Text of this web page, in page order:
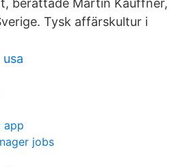
berättade Martin Kauffner,
Tysk affärskultur i
app
jobs